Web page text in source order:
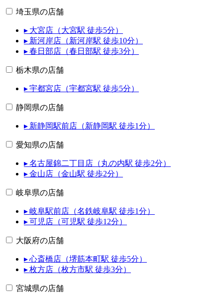
埼玉県の店舗
▸ 大宮店（大宮駅 徒歩5分）
▸ 新河岸店（新河岸駅 徒歩10分）
▸ 春日部店（春日部駅 徒歩3分）
栃木県の店舗
▸ 宇都宮店（宇都宮駅 徒歩5分）
静岡県の店舗
▸ 新静岡駅前店（新静岡駅 徒歩1分）
愛知県の店舗
▸ 名古屋錦二丁目店（丸の内駅 徒歩2分）
▸ 金山店（金山駅 徒歩2分）
岐阜県の店舗
▸ 岐阜駅前店（名鉄岐阜駅 徒歩1分）
▸ 可児店（可児駅 徒歩12分）
大阪府の店舗
▸ 心斎橋店（堺筋本町駅 徒歩5分）
▸ 枚方店（枚方市駅 徒歩3分）
宮城県の店舗